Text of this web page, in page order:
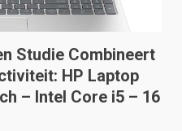
Studie Combineert
HP Laptop
– Intel Core i5 – 16